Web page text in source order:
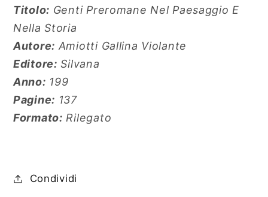
Titolo: Genti Preromane Nel Paesaggio E
Nella Storia
Autore: Amiotti Gallina Violante
Editore: Silvana
Anno: 199
Pagine: 137
Formato: Rilegato
Condividi